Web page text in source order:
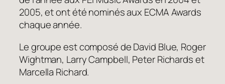
2005, et ont été nominés aux ECMA Awards
chaque année.
Le groupe est composé de David Blue, Roger
Wightman, Larry Campbell, Peter Richards et
Marcella Richard.